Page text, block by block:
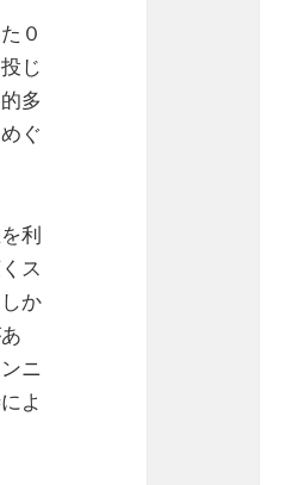
０
じ
多
ぐ
利
ス
か
ニ
よ